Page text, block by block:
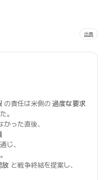
出典
の責任は米側の過度な要求
。
った直後、
じ、
放と戦争終結を提案し、